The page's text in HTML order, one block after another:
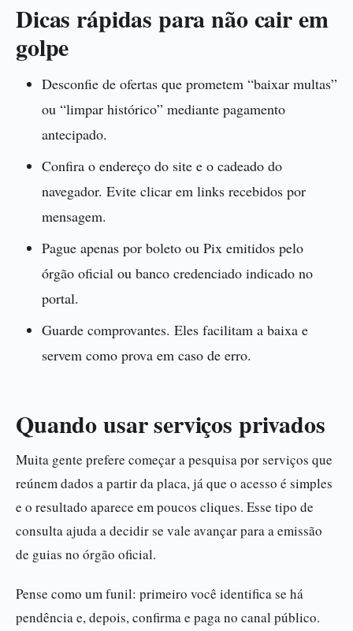
Dicas rápidas para não cair em
golpe
Desconfie de ofertas que prometem “baixar multas”
ou “limpar histórico” mediante pagamento
antecipado.
Confira o endereço do site e o cadeado do
navegador. Evite clicar em links recebidos por
mensagem.
Pague apenas por boleto ou Pix emitidos pelo
órgão oficial ou banco credenciado indicado no
portal.
Guarde comprovantes. Eles facilitam a baixa e
servem como prova em caso de erro.
Quando usar serviços privados
Muita gente prefere começar a pesquisa por serviços que
reúnem dados a partir da placa, já que o acesso é simples
e o resultado aparece em poucos cliques. Esse tipo de
consulta ajuda a decidir se vale avançar para a emissão
de guias no órgão oficial.
Pense como um funil: primeiro você identifica se há
pendência e, depois, confirma e paga no canal público.